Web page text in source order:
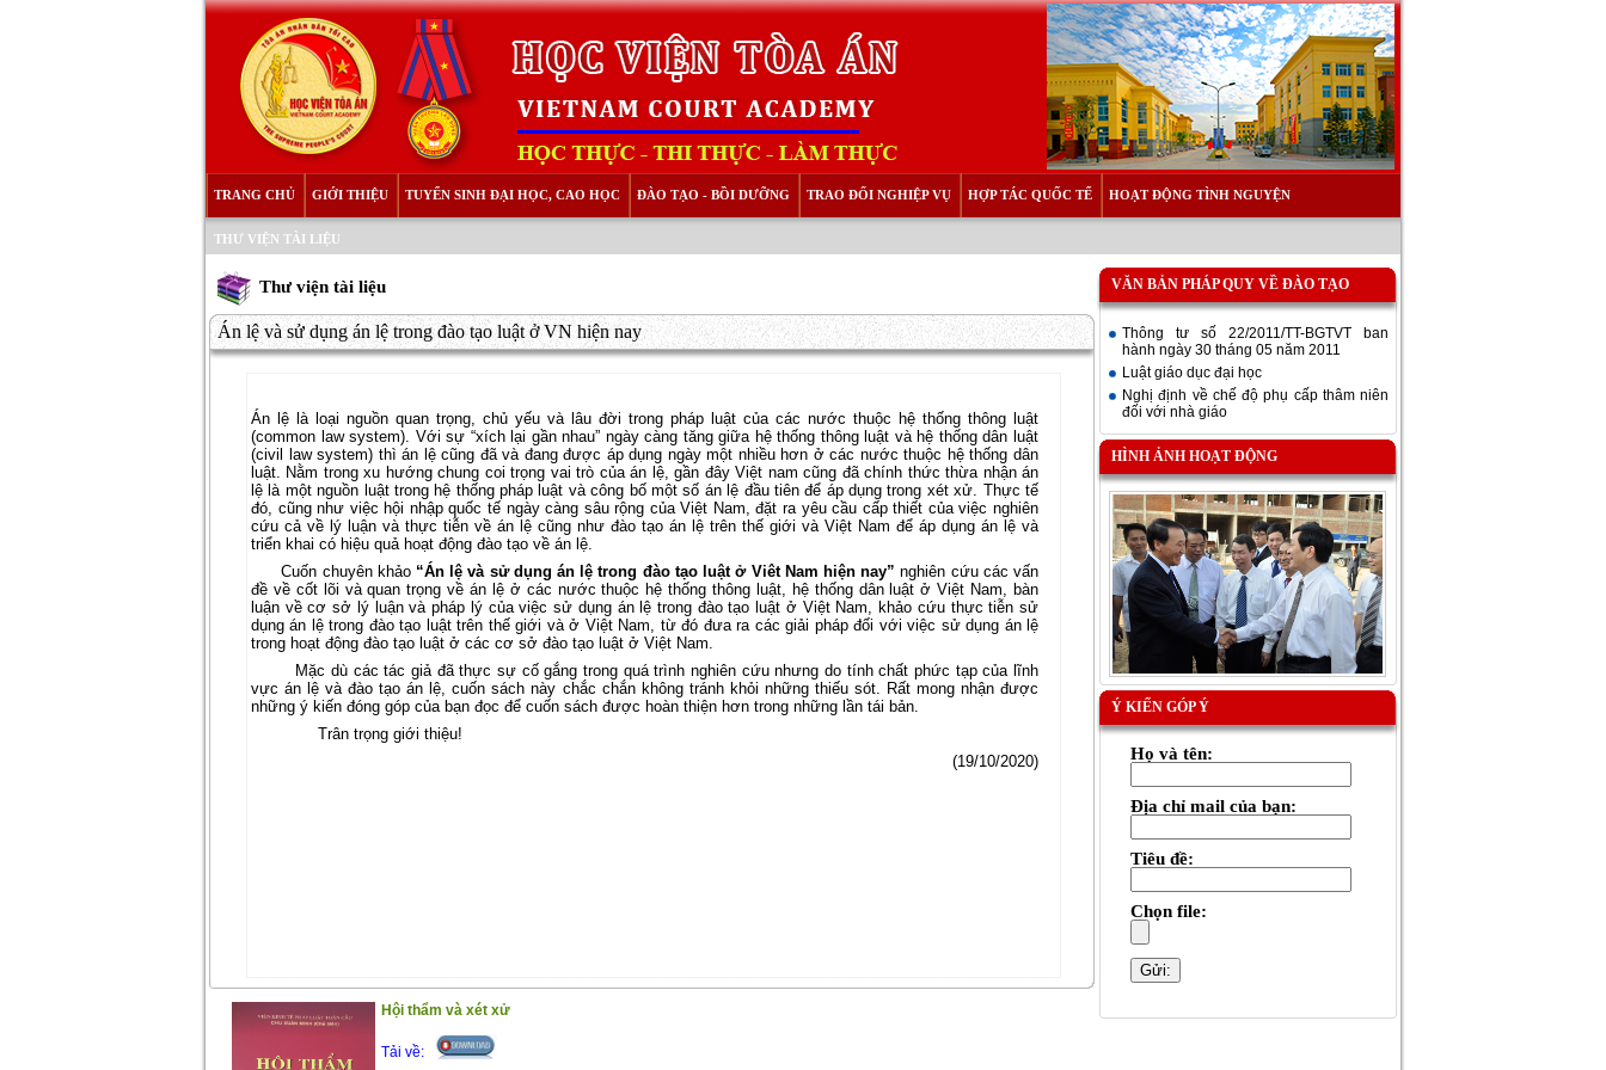
TRANG CHỦ GIỚI THIỆU TUYỂN SINH ĐẠI HỌC, CAO HỌC ĐÀO TẠO - BỒI DƯỠNG TRAO ĐỔI NGHIỆP VỤ HỢP TÁC QUỐC TẾ HOẠT ĐỘNG TÌNH NGUYỆN
THƯ VIỆN TÀI LIỆU
Thư viện tài liệu
Án lệ và sử dụng án lệ trong đào tạo luật ở VN hiện nay
Án lệ là loại nguồn quan trọng, chủ yếu và lâu đời trong pháp luật của các nước thuộc hệ thống thông luật
(common law system). Với sự “xích lại gần nhau” ngày càng tăng giữa hệ thống thông luật và hệ thống dân luật
(civil law system) thì án lệ cũng đã và đang được áp dụng ngày một nhiều hơn ở các nước thuộc hệ thống dân
luật. Nằm trong xu hướng chung coi trọng vai trò của án lệ, gần đây Việt nam cũng đã chính thức thừa nhận án
lệ là một nguồn luật trong hệ thống pháp luật và công bố một số án lệ đầu tiên để áp dụng trong xét xử. Thực tế
đó, cũng như việc hội nhập quốc tế ngày càng sâu rộng của Việt Nam, đặt ra yêu cầu cấp thiết của việc nghiên
cứu cả về lý luận và thực tiễn về án lệ cũng như đào tạo án lệ trên thế giới và Việt Nam để áp dụng án lệ và
triển khai có hiệu quả hoạt động đào tạo về án lệ.
Cuốn chuyên khảo “Án lệ và sử dụng án lệ trong đào tạo luật ở Viêt Nam hiện nay” nghiên cứu các vấn
đề về cốt lõi và quan trọng về án lệ ở các nước thuộc hệ thống thông luật, hệ thống dân luật ở Việt Nam, bàn
luận về cơ sở lý luận và pháp lý của việc sử dụng án lệ trong đào tạo luật ở Việt Nam, khảo cứu thực tiễn sử
dụng án lệ trong đào tạo luật trên thế giới và ở Việt Nam, từ đó đưa ra các giải pháp đối với việc sử dụng án lệ
trong hoạt động đào tạo luật ở các cơ sở đào tạo luật ở Việt Nam.
Mặc dù các tác giả đã thực sự cố gắng trong quá trình nghiên cứu nhưng do tính chất phức tạp của lĩnh
vực án lệ và đào tạo án lệ, cuốn sách này chắc chắn không tránh khỏi những thiếu sót. Rất mong nhận được
những ý kiến đóng góp của bạn đọc để cuốn sách được hoàn thiện hơn trong những lần tái bản.
Trân trọng giới thiệu!
(19/10/2020)
Hội thẩm và xét xử
Tải về:
VĂN BẢN PHÁP QUY VỀ ĐÀO TẠO
Thông tư số 22/2011/TT-BGTVT ban
hành ngày 30 tháng 05 năm 2011
Luật giáo dục đại học
Nghị định về chế độ phụ cấp thâm niên
đối với nhà giáo
HÌNH ẢNH HOẠT ĐỘNG
Ý KIẾN GÓP Ý
Họ và tên:
Địa chỉ mail của bạn:
Tiêu đề:
Chọn file: